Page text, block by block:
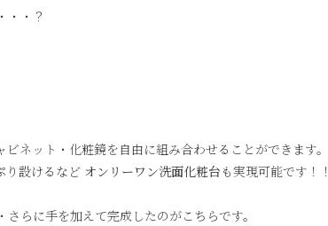
・・？
ネット・化粧鏡を自由に組み合わせることができます。
り設けるなど オンリーワン洗面化粧台 も実現可能です！！
らに手を加えて完成したのがこちらです。